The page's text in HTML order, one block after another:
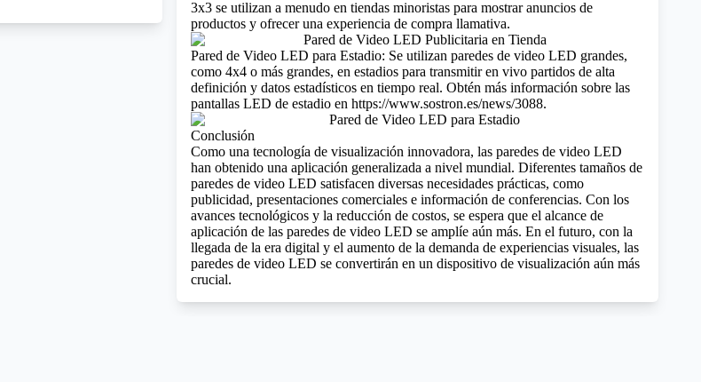
3x3 se utilizan a menudo en tiendas minoristas para mostrar anuncios de
productos y ofrecer una experiencia de compra llamativa.
Pared de Video LED para Estadio: Se utilizan paredes de video LED grandes,
como 4x4 o más grandes, en estadios para transmitir en vivo partidos de alta
definición y datos estadísticos en tiempo real. Obtén más información sobre las
pantallas LED de estadio en https://www.sostron.es/news/3088.
Conclusión
Como una tecnología de visualización innovadora, las paredes de video LED
han obtenido una aplicación generalizada a nivel mundial. Diferentes tamaños de
paredes de video LED satisfacen diversas necesidades prácticas, como
publicidad, presentaciones comerciales e información de conferencias. Con los
avances tecnológicos y la reducción de costos, se espera que el alcance de
aplicación de las paredes de video LED se amplíe aún más. En el futuro, con la
llegada de la era digital y el aumento de la demanda de experiencias visuales, las
paredes de video LED se convertirán en un dispositivo de visualización aún más
crucial.